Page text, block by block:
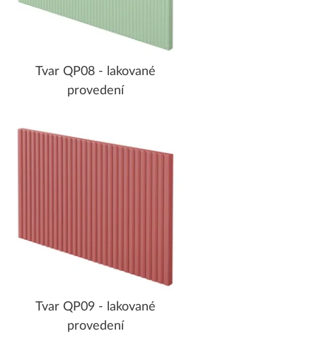
Tvar QP08 - lakované
provedení
Tvar QP09 - lakované
provedení